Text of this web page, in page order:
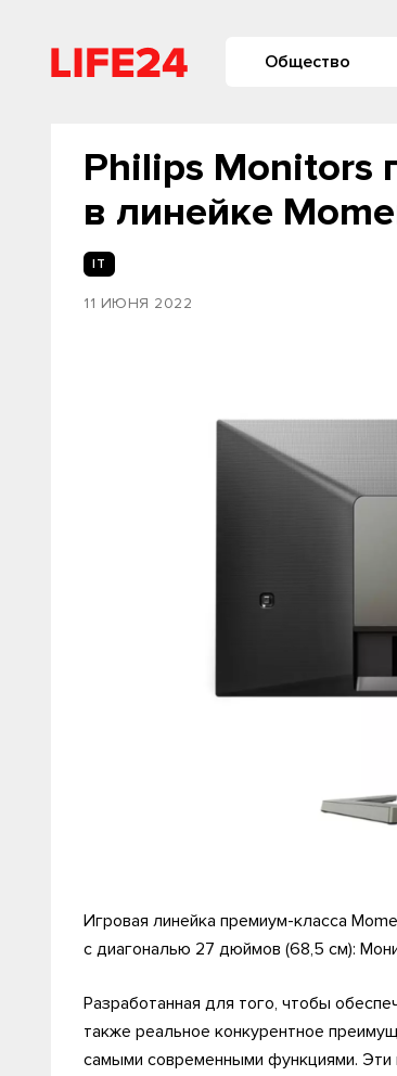
Общество
Philips Monitors
в линейке
IT
11 ИЮНЯ 2022
Игровая линейка премиум-класса
c диагональю 27 дюймов (68,5 см):
Разработанная для того, чтобы
также реальное конкурентное
самыми современными функциями.